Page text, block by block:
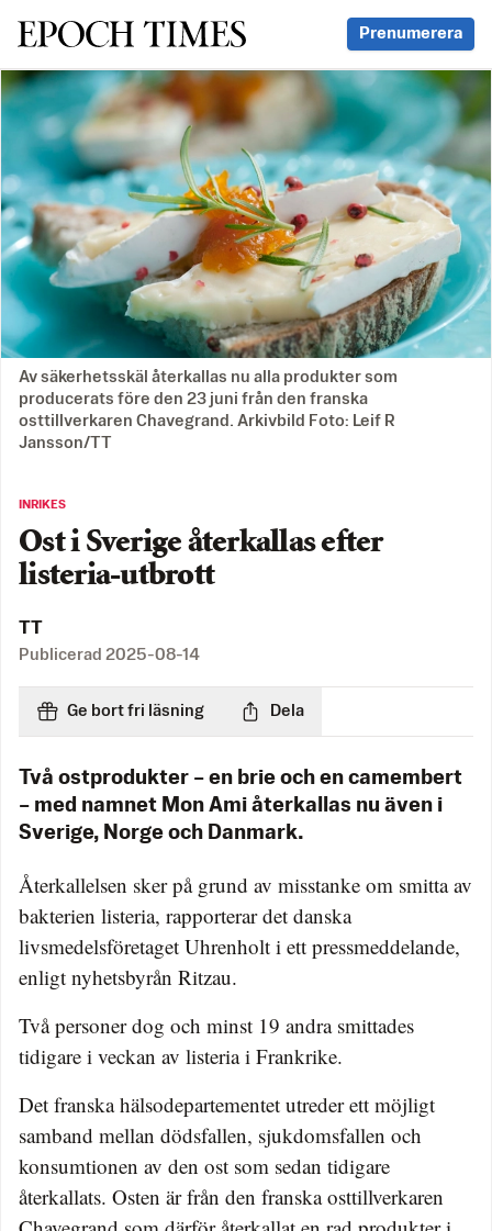
Svenska Epoch Times Prenumerera
Av säkerhetsskäl återkallas nu alla produkter som
producerats före den 23 juni från den franska
osttillverkaren Chavegrand. Arkivbild Foto: Leif R
Jansson/TT
INRIKES
Ost i Sverige återkallas efter
listeria-utbrott
TT
Publicerad 2025-08-14
Ge bort fri läsning Dela
Två ostprodukter – en brie och en camembert
– med namnet Mon Ami återkallas nu även i
Sverige, Norge och Danmark.
Återkallelsen sker på grund av misstanke om smitta av
bakterien listeria, rapporterar det danska
livsmedelsföretaget Uhrenholt i ett pressmeddelande,
enligt nyhetsbyrån Ritzau.
Två personer dog och minst 19 andra smittades
tidigare i veckan av listeria i Frankrike.
Det franska hälsodepartementet utreder ett möjligt
samband mellan dödsfallen, sjukdomsfallen och
konsumtionen av den ost som sedan tidigare
återkallats. Osten är från den franska osttillverkaren